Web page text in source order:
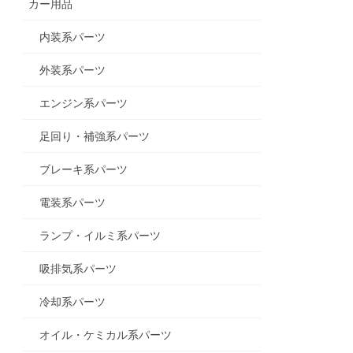
カー用品
内装系パーツ
外装系パーツ
エンジン系パーツ
足回り・補強系パーツ
ブレーキ系パーツ
電装系パーツ
ランプ・イルミ系パーツ
吸排気系パーツ
冷却系パーツ
オイル・ケミカル系パーツ